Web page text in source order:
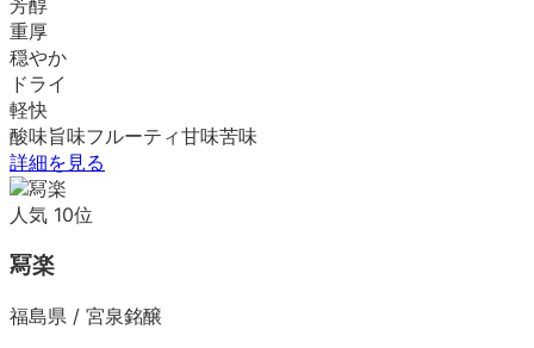
重厚
穏やか
ドライ
軽快
酸味旨味フルーティ甘味苦味
詳細を見る
人気 10位
冩楽
福島県 / 宮泉銘醸